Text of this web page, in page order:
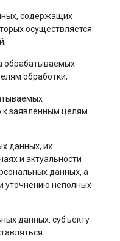
содержащих
осуществляется
обрабатываемых
обработки;
заявленным целям
данных, их
и актуальности
данных, а
уточнению неполных
данных: субъекту